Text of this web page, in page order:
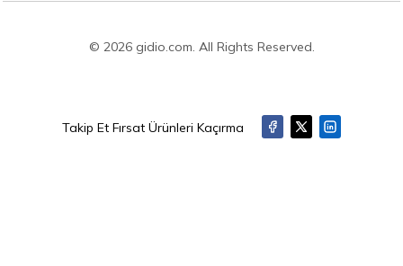
© 2026 gidio.com. All Rights Reserved.
Takip Et Fırsat Ürünleri Kaçırma